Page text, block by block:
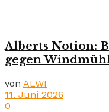
Alberts Notion:
gegen
von ALWI
11. Juni 2026
0